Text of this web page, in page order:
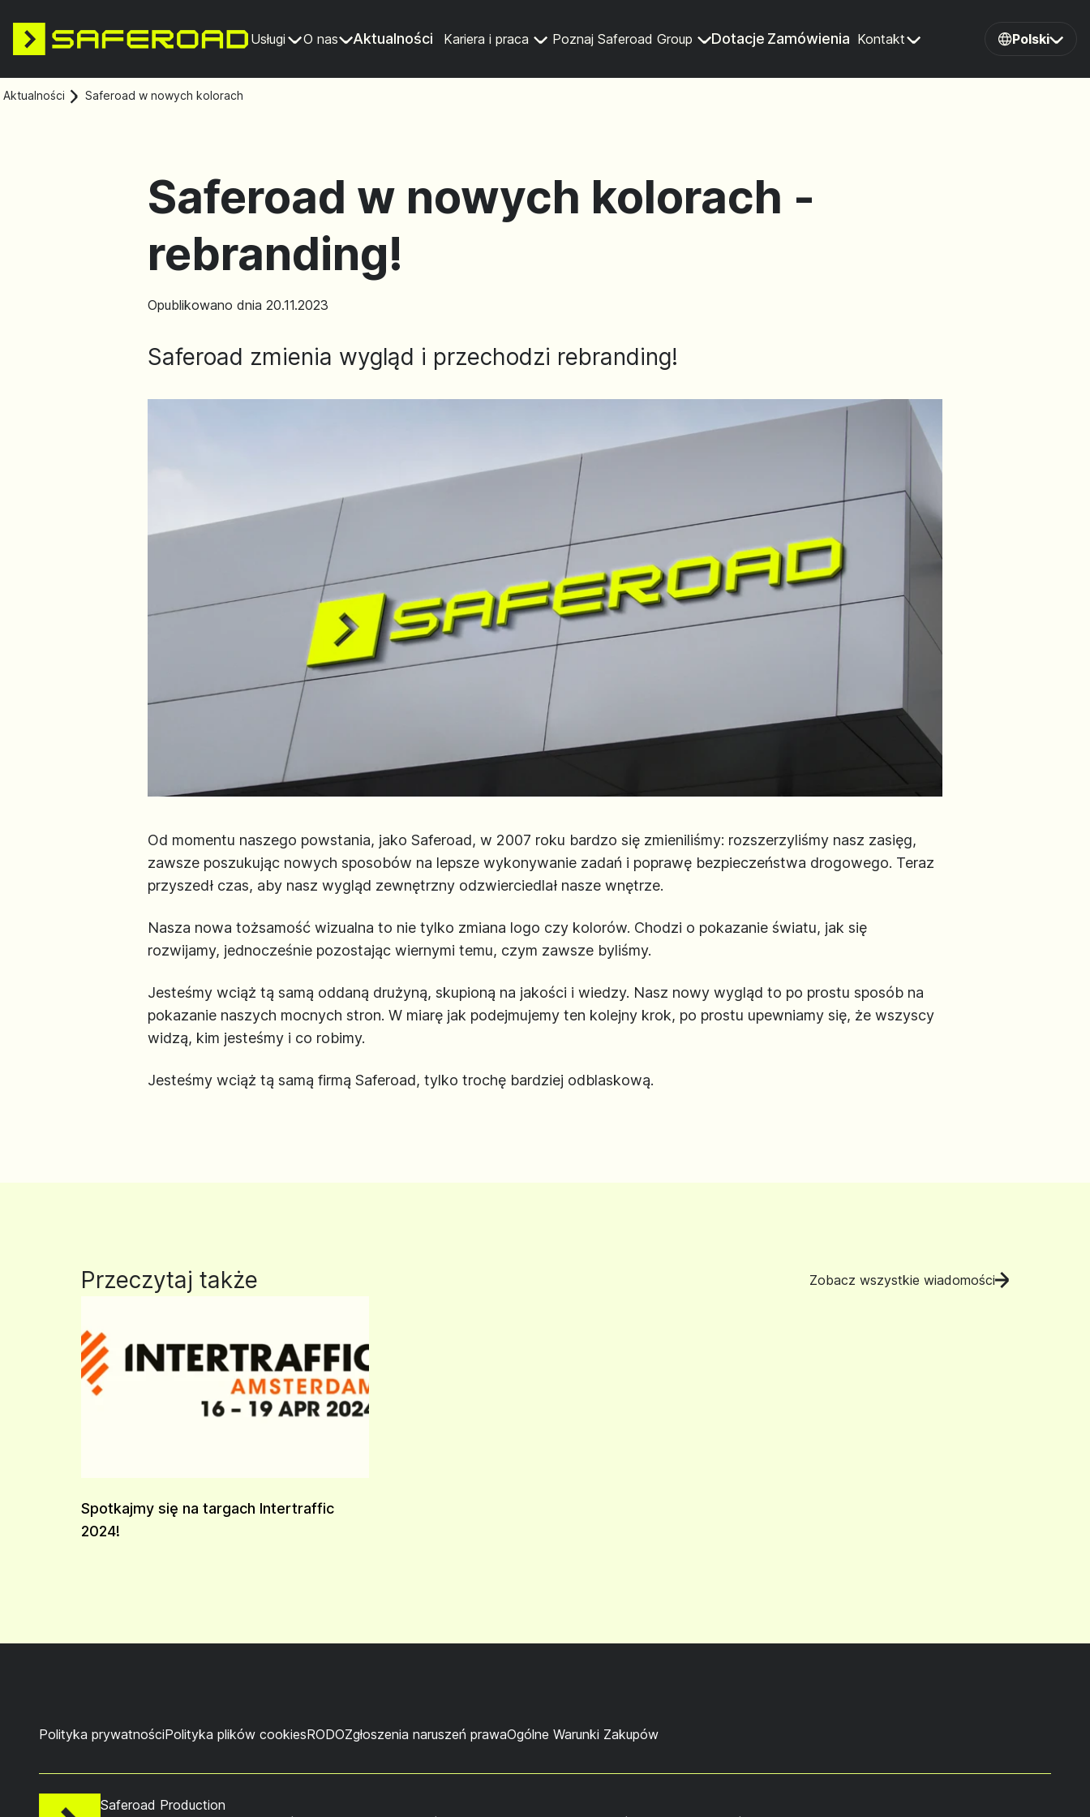
Usługi O nas Aktualności Kariera i praca Poznaj Saferoad Group Dotacje Zamówienia Kontakt Polski
Aktualności Saferoad w nowych kolorach
Saferoad w nowych kolorach -
rebranding!
Opublikowano dnia 20.11.2023
Saferoad zmienia wygląd i przechodzi rebranding!
Od momentu naszego powstania, jako Saferoad, w 2007 roku bardzo się zmieniliśmy: rozszerzyliśmy nasz zasięg,
zawsze poszukując nowych sposobów na lepsze wykonywanie zadań i poprawę bezpieczeństwa drogowego. Teraz
przyszedł czas, aby nasz wygląd zewnętrzny odzwierciedlał nasze wnętrze.
Nasza nowa tożsamość wizualna to nie tylko zmiana logo czy kolorów. Chodzi o pokazanie światu, jak się
rozwijamy, jednocześnie pozostając wiernymi temu, czym zawsze byliśmy.
Jesteśmy wciąż tą samą oddaną drużyną, skupioną na jakości i wiedzy. Nasz nowy wygląd to po prostu sposób na
pokazanie naszych mocnych stron. W miarę jak podejmujemy ten kolejny krok, po prostu upewniamy się, że wszyscy
widzą, kim jesteśmy i co robimy.
Jesteśmy wciąż tą samą firmą Saferoad, tylko trochę bardziej odblaskową.
Przeczytaj także Zobacz wszystkie wiadomości
Spotkajmy się na targach Intertraffic
2024!
Polityka prywatnościPolityka plików cookiesRODOZgłoszenia naruszeń prawaOgólne Warunki Zakupów
Saferoad Production